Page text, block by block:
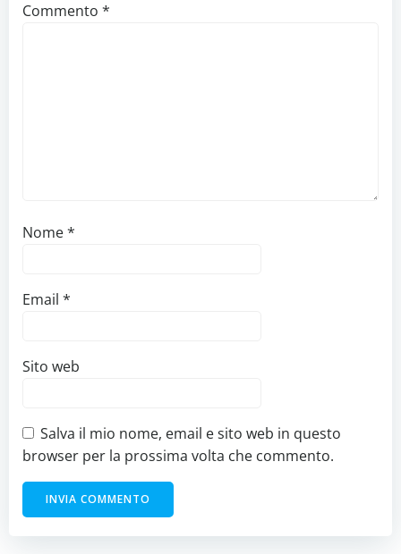
Commento *
Nome*
Email *
Sito web
Salva il mio nome, email e sito web in questo
browser per la prossima volta che commento.